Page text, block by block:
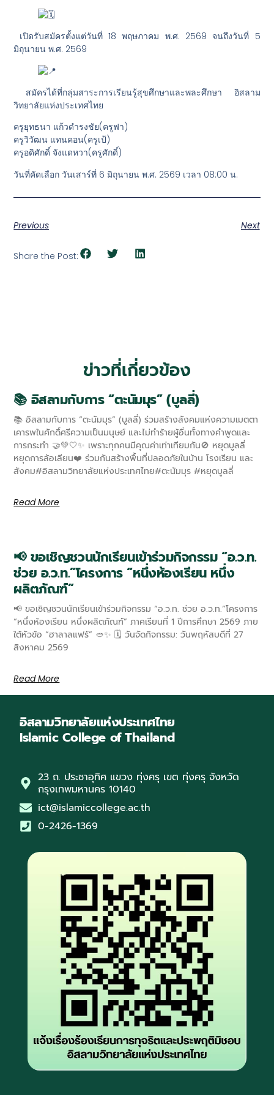
เปิดรับสมัครตั้งแต่วันที่ 18 พฤษภาคม พ.ศ. 2569 จนถึงวันที่ 5
มิถุนายน พ.ศ. 2569
สมัครได้ที่กลุ่มสาระการเรียนรู้สุขศึกษาและพละศึกษา อิสลาม
วิทยาลัยแห่งประเทศไทย
ครูยุทธนา แก้วดำรงชัย(ครูฟา)
ครูวิวัฒน แทนคอน(ครูเป้)
ครูอดิศักดิ์ จังแดหวา(ครูศักดิ์)
วันที่คัดเลือก วันเสาร์ที่ 6 มิถุนายน พ.ศ. 2569 เวลา 08:00 น.
Previous Next
Share the Post:
ข่าวที่เกี่ยวข้อง
📚 อิสลามกับการ “ตะนัมมุร” (บูลลี่)
📚 อิสลามกับการ “ตะนัมมุร” (บูลลี่) ร่วมสร้างสังคมแห่งความเมตตา
เคารพในศักดิ์ศรีความเป็นมนุษย์ และไม่ทำร้ายผู้อื่นทั้งทางคำพูดและ
การกระทำ 🤝💚🤍✨ เพราะทุกคนมีคุณค่าเท่าเทียมกัน🚫 หยุดบูลลี่
หยุดการล้อเลียน❤️ ร่วมกันสร้างพื้นที่ปลอดภัยในบ้าน โรงเรียน และ
สังคม#อิสลามวิทยาลัยแห่งประเทศไทย#ตะนัมมุร #หยุดบูลลี่
Read More
📢 ขอเชิญชวนนักเรียนเข้าร่วมกิจกรรม “อ.ว.ท.
ช่วย อ.ว.ท.”โครงการ “หนึ่งห้องเรียน หนึ่ง
ผลิตภัณฑ์”
📢 ขอเชิญชวนนักเรียนเข้าร่วมกิจกรรม “อ.ว.ท. ช่วย อ.ว.ท.”โครงการ
“หนึ่งห้องเรียน หนึ่งผลิตภัณฑ์” ภาคเรียนที่ 1 ปีการศึกษา 2569 ภาย
ใต้หัวข้อ “ฮาลาลแฟร์” 🥙✨ 🗓️ วันจัดกิจกรรม: วันพฤหัสบดีที่ 27
สิงหาคม 2569
Read More
อิสลามวิทยาลัยแห่งประเทศไทย
Islamic College of Thailand
23 ถ. ประชาอุทิศ แขวง ทุ่งครุ เขต ทุ่งครุ จังหวัด
กรุงเทพมหานคร 10140
ict@islamiccollege.ac.th
0-2426-1369